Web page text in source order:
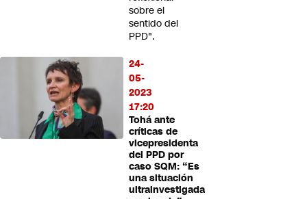
sobre el
sentido del
PPD".
24-
05-
2023
17:20
Tohá ante
críticas de
vicepresidenta
del PPD por
caso SQM: “Es
una situación
ultrainvestigada